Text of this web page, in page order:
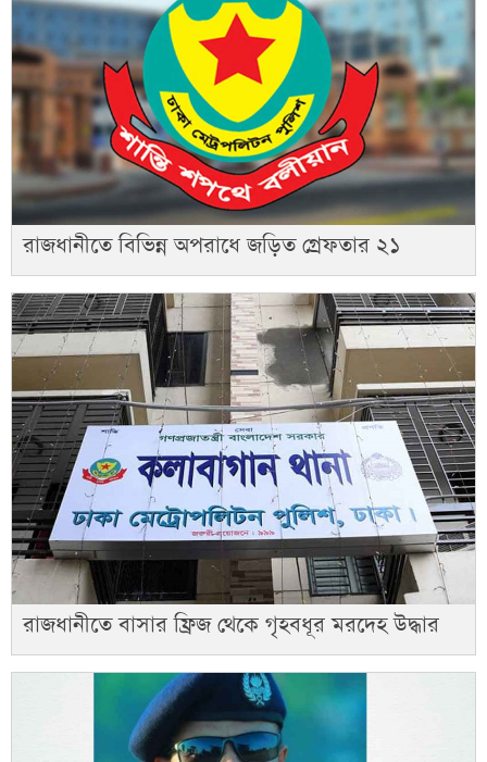
রাজধানীতে বিভিন্ন অপরাধে জড়িত গ্রেফতার ২১
রাজধানীতে বাসার ফ্রিজ থেকে গৃহবধূর মরদেহ উদ্ধার